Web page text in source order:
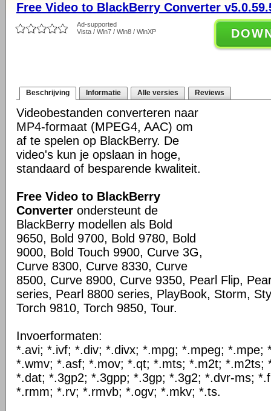
Free Video to BlackBerry Converter
Ad-supported
Vista / Win7 / Win8 / WinXP
Beschrijving Informatie Alle versies Reviews
Videobestanden converteren naar
MP4-formaat (MPEG4, AAC) om
af te spelen op BlackBerry. De
video's kun je opslaan in hoge,
standaard of besparende kwaliteit.
Free Video to BlackBerry
Converter ondersteunt de
BlackBerry modellen als Bold
9650, Bold 9700, Bold 9780, Bold
9000, Bold Touch 9900, Curve 3G,
Curve 8300, Curve 8330, Curve
8500, Curve 8900, Curve 9350, Pearl Flip,
series, Pearl 8800 series, PlayBook, Storm,
Torch 9810, Torch 9850, Tour.
Invoerformaten:
*.avi; *.ivf; *.div; *.divx; *.mpg; *.mpeg; *.mpe;
*.wmv; *.asf; *.mov; *.qt; *.mts; *.m2t; *.m2ts;
*.dat; *.3gp2; *.3gpp; *.3gp; *.3g2; *.dvr-ms;
*.rmm; *.rv; *.rmvb; *.ogv; *.mkv; *.ts.